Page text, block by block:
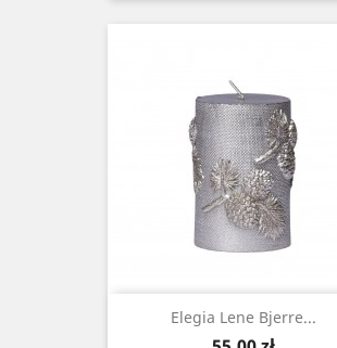
Elegia Lene Bjerre...